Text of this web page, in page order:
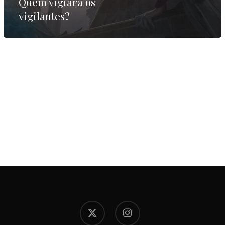
vigilantes?
x-
twitter
instagram